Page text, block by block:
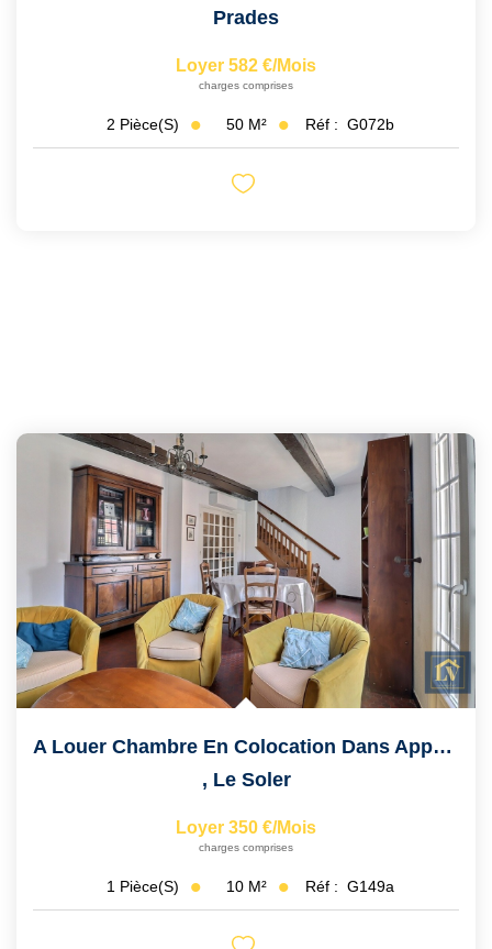
Prades
Loyer 582 €/mois
charges comprises
2 Pièce(s) 50 M² Réf : G072b
A Louer Chambre En Colocation Dans Appartement Duplex T5 À...
, Le Soler
Loyer 350 €/mois
charges comprises
1 Pièce(s) 10 M² Réf : G149a